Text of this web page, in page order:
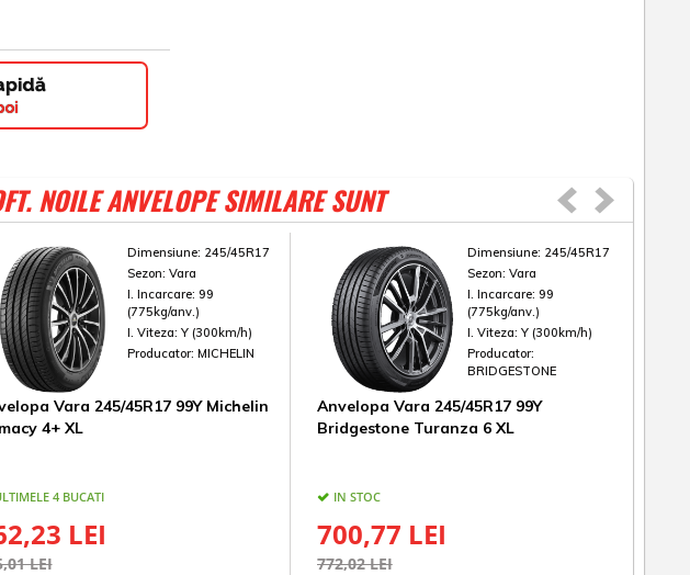
NOILE ANVELOPE SIMILARE SUNT
Dimensiune: 245/45R17
Sezon:Vara
I. Incarcare:99
(775kg/anv.)
I. Viteza:Y (300km/h)
Producator:MICHELIN
Vara 245/45R17 99Y Michelin
4+ XL
4 BUCATI
LEI
LEI
Dimensiune: 245/45R17
Sezon:Vara
I. Incarcare:99
(775kg/anv.)
I. Viteza:Y (300km/h)
Producator:
BRIDGESTONE
Anvelopa Vara 245/45R17 99Y
Bridgestone Turanza 6 XL
IN STOC
700,77 LEI
772,02 LEI